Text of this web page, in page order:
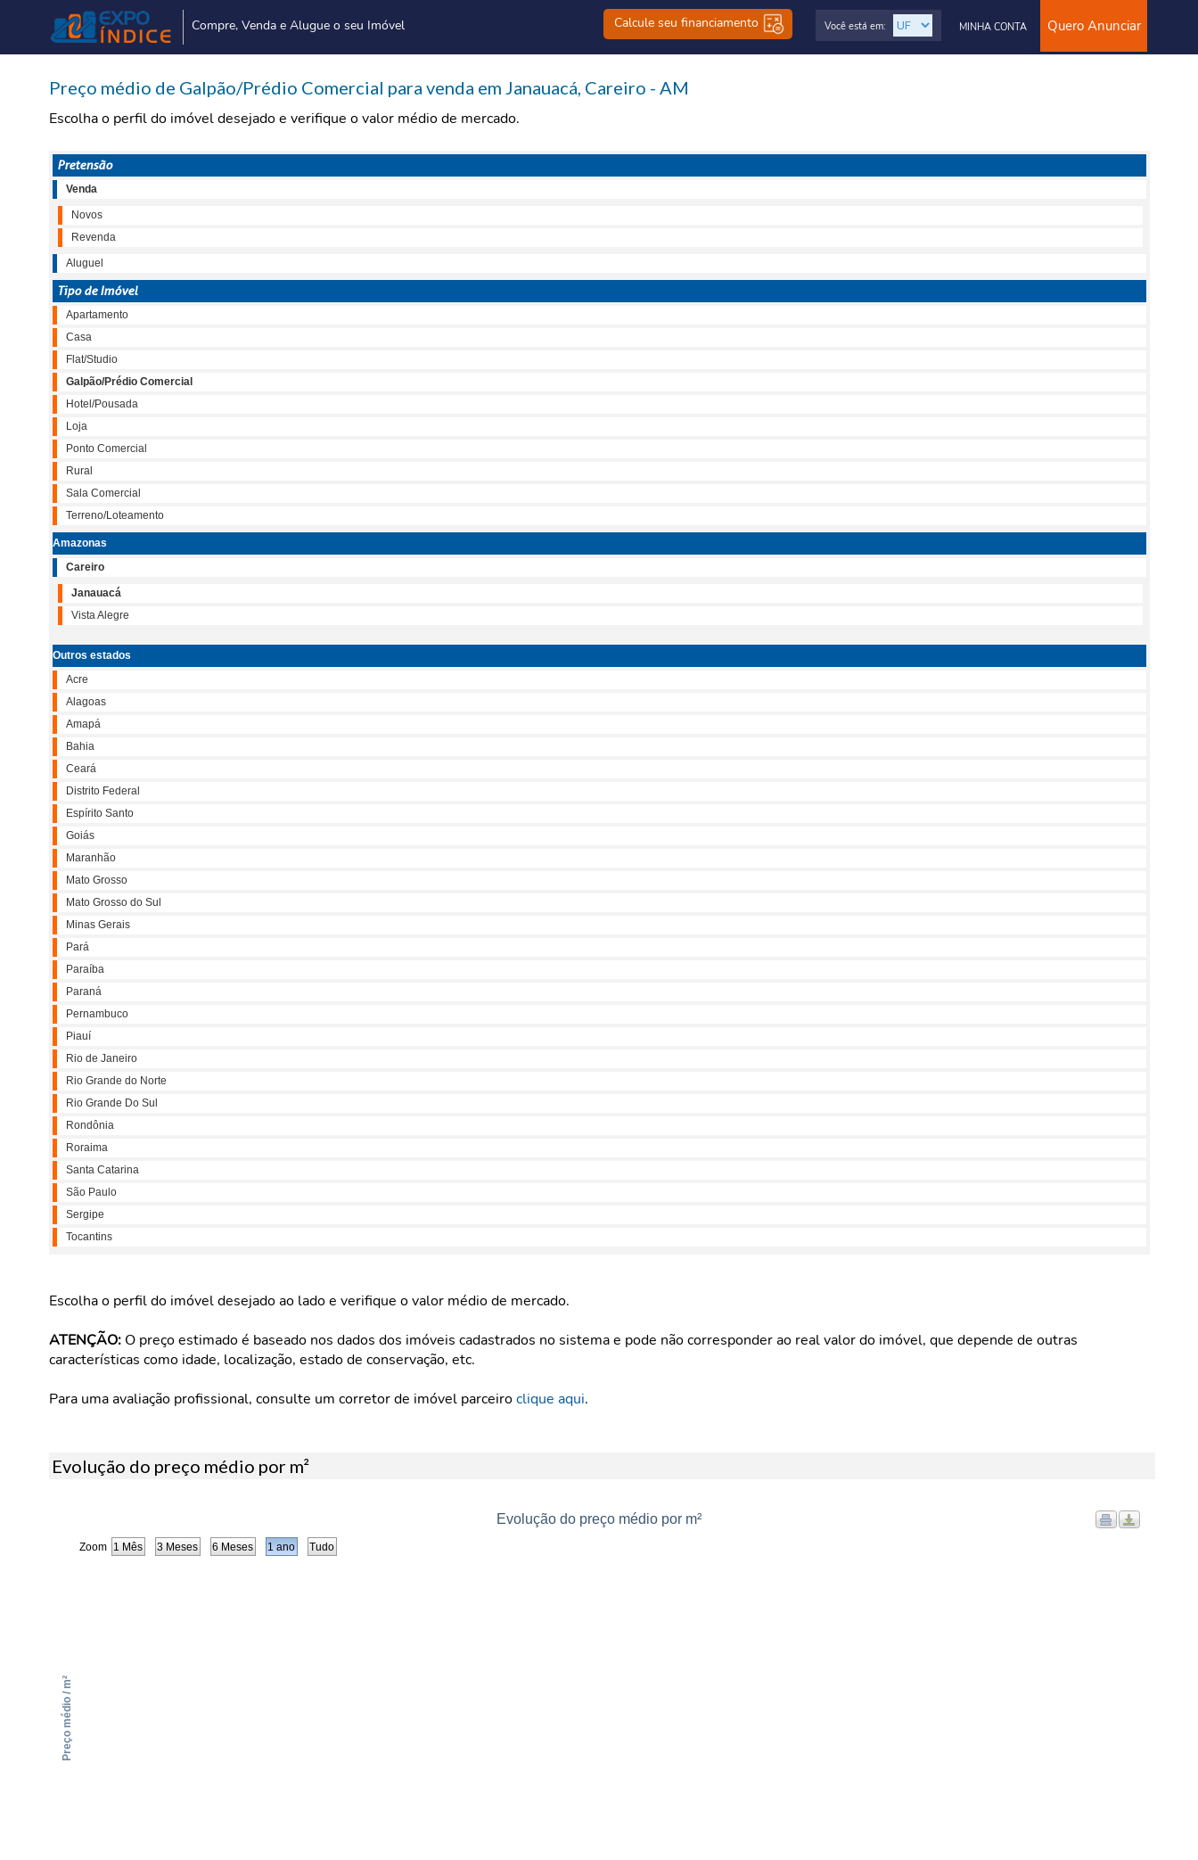
Compre, Venda e Alugue o seu Imóvel Calcule seu financiamento Quero Anunciar
MINHA CONTA
Você está em:
Preço médio de Galpão/Prédio Comercial para venda em Janauacá, Careiro - AM
Escolha o perfil do imóvel desejado e verifique o valor médio de mercado.
Pretensão
Venda
Novos
Revenda
Aluguel
Tipo de Imóvel
Apartamento
Casa
Flat/Studio
Galpão/Prédio Comercial
Hotel/Pousada
Loja
Ponto Comercial
Rural
Sala Comercial
Terreno/Loteamento
Amazonas
Careiro
Janauacá
Vista Alegre
Outros estados
Acre
Alagoas
Amapá
Bahia
Ceará
Distrito Federal
Espírito Santo
Goiás
Maranhão
Mato Grosso
Mato Grosso do Sul
Minas Gerais
Pará
Paraíba
Paraná
Pernambuco
Piauí
Rio de Janeiro
Rio Grande do Norte
Rio Grande Do Sul
Rondônia
Roraima
Santa Catarina
São Paulo
Sergipe
Tocantins
Escolha o perfil do imóvel desejado ao lado e verifique o valor médio de mercado.
ATENÇÃO:O preço estimado é baseado nos dados dos imóveis cadastrados no sistema e pode não corresponder ao real valor do imóvel, que depende de outras
características como idade, localização, estado de conservação, etc.
Para uma avaliação profissional, consulte um corretor de imóvel parceiroclique aqui.
Evolução do preço médio por m²
Zoom
Evolução do preço médio por m²
Preço médio / m²
1 Mês 3 Meses 6 Meses 1 ano Tudo